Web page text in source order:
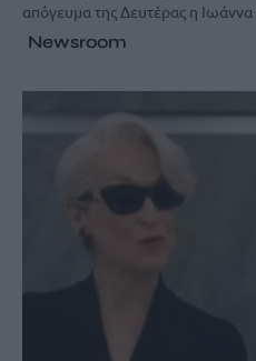
απόγευμα της Δευτέρας η
Newsroom